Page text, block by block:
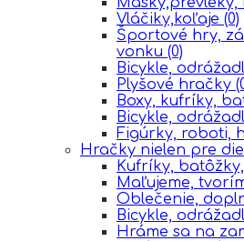
Vláčiky,koľaje (0)
Športové hry,
vonku (0)
Bicykle,
Plyšové hračky
Boxy, kufríky,
Bicykle,
Figúrky, roboti,
Hračky nielen pre
Kufríky,
Maľujeme,
Oblečenie,
Bicykle,
Hráme sa na